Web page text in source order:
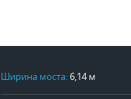
Ширина моста:6,14 м